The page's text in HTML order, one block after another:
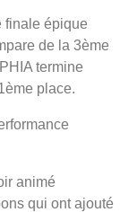
finale épique
de la 3ème
termine
place.
animé
qui ont ajouté